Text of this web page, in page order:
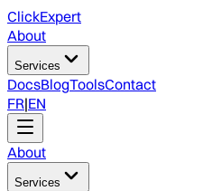
ClickExpert
About
Services
DocsBlogToolsContact
FR|EN
About
Services